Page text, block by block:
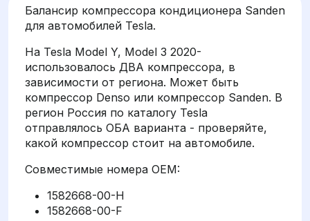
Балансир компрессора кондиционера Sanden
для автомобилей Tesla.
На Tesla Model Y, Model 3 2020-
использовалось ДВА компрессора, в
зависимости от региона. Может быть
компрессор Denso или компрессор Sanden. В
регион Россия по каталогу Tesla
отправлялось ОБА варианта - проверяйте,
какой компрессор стоит на автомобиле.
Совместимые номера OEM:
1582668-00-H
1582668-00-F